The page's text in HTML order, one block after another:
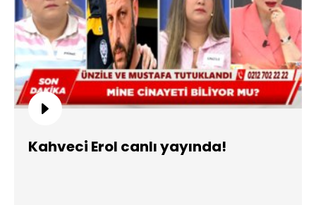
Kahveci Erol canlı yayında!